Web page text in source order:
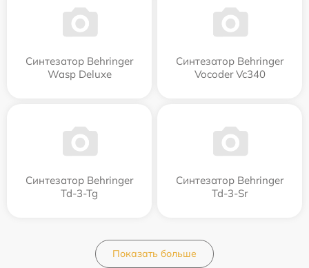
Синтезатор Behringer
Wasp Deluxe
Синтезатор Behringer
Vocoder Vc340
Синтезатор Behringer
Td-3-Tg
Синтезатор Behringer
Td-3-Sr
Показать больше